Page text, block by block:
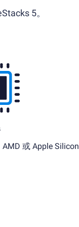
5。
或 Apple Silicon